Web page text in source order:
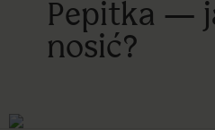
Pepitka —
nosić?